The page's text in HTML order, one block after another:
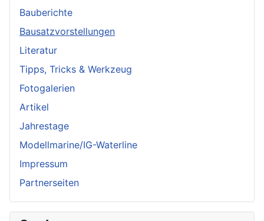
Bauberichte
Bausatzvorstellungen
Literatur
Tipps, Tricks & Werkzeug
Fotogalerien
Artikel
Jahrestage
Modellmarine/IG-Waterline
Impressum
Partnerseiten